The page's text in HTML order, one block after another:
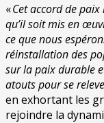
«Cet accord de
qu’il soit mis en
ce que nous
réinstallation des
sur la paix durable
atouts pour se
en exhortant les
rejoindre la